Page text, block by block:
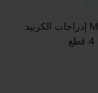
إدراجات الكربيد Machifit 10 قطع DCMT070204 مع حامل أداة